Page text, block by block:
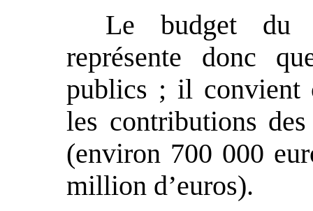
Le budget du
représente donc
publics ; il convient
les contributions
(environ 700 000
million d’euros).